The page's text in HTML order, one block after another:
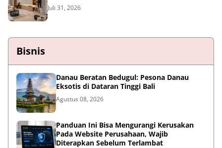
Juli 31, 2026
Bisnis
Danau Beratan Bedugul: Pesona Danau
Eksotis di Dataran Tinggi Bali
Agustus 08, 2026
Panduan Ini Bisa Mengurangi Kerusakan
Pada Website Perusahaan, Wajib
Diterapkan Sebelum Terlambat